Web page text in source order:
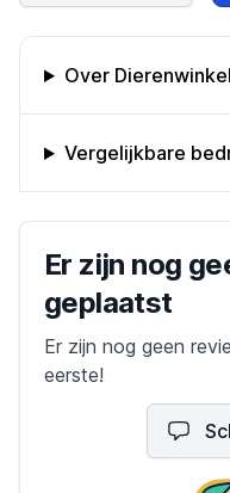
Omschrijving bedrijf
Over
Vergelijkbare
Bedrijfs reviews
Er zijn nog
geplaatst
Er zijn nog geen
eerste!